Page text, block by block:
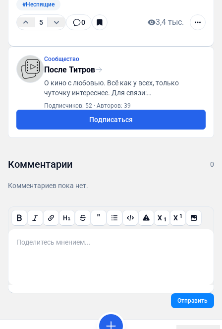
#Неспящие
5 0 3,4 тыс.
Сообщество
После Титров
О кино с любовью. Всё как у всех, только
чуточку интереснее. Для связи:
posletitrov@yandex.ru
Подписчиков: 52 · Авторов: 39
Подписаться
Комментарии 0
Комментариев пока нет.
" X 1 X 1
Отправить